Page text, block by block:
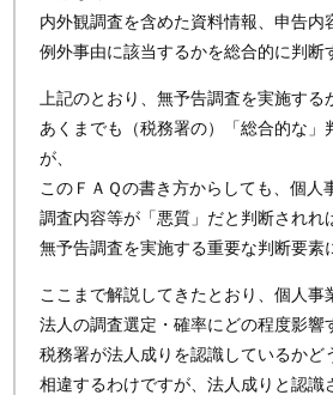
内外観調査を含めた資料情報、申告内
例外事由に該当するかを総合的に判断
上記のとおり、無予告調査を実施する
あくまでも（税務署の）「総合的な」
が、
このＦＡＱの書き方からしても、個人
調査内容等が「悪質」だと判断されれ
無予告調査を実施する重要な判断要素
ここまで解説してきたとおり、個人事
法人の調査選定・確率にどの程度影響
税務署が法人成りを認識しているかど
相違するわけですが、法人成りと認識